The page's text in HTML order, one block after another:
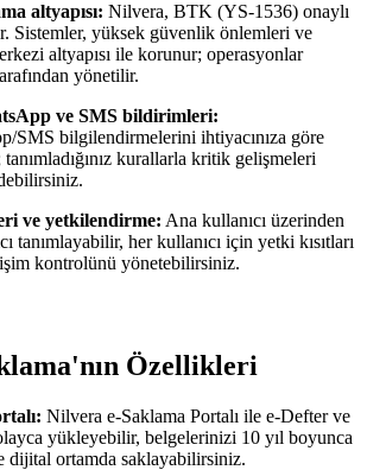
altyapısı: Nilvera, BTK (YS-1536) onaylı
Sistemler, yüksek güvenlik önlemleri ve
altyapısı ile korunur; operasyonlar
yönetilir.
ve SMS bildirimleri:
SMS bilgilendirmelerini ihtiyacınıza göre
kurallarla kritik gelişmeleri
ve yetkilendirme: Ana kullanıcı üzerinden
tanımlayabilir, her kullanıcı için yetki kısıtları
kontrolünü yönetebilirsiniz.
Özellikleri
Nilvera e-Saklama Portalı ile e-Defter ve
yükleyebilir, belgelerinizi 10 yıl boyunca
dijital ortamda saklayabilirsiniz.